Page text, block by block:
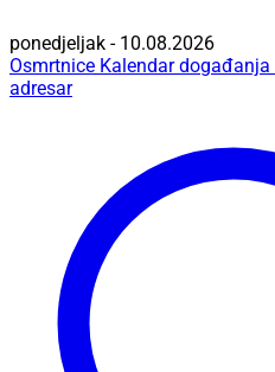
ponedjeljak - 10.08.2026
Osmrtnice Kalendar događanja
adresar